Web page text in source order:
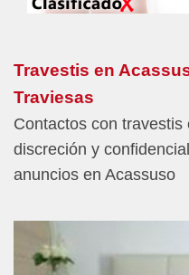
Travestis en
Traviesas
Contactos con
discreción y
anuncios en Acassuso